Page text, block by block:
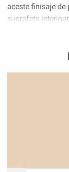
aceste finisaje
suprafețe
practic bulele de